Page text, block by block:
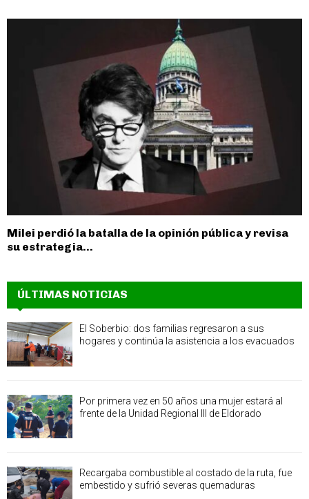
Milei perdió la batalla de la opinión pública y revisa
su estrategia...
ÚLTIMAS NOTICIAS
El Soberbio: dos familias regresaron a sus
hogares y continúa la asistencia a los evacuados
Por primera vez en 50 años una mujer estará al
frente de la Unidad Regional III de Eldorado
Recargaba combustible al costado de la ruta, fue
embestido y sufrió severas quemaduras